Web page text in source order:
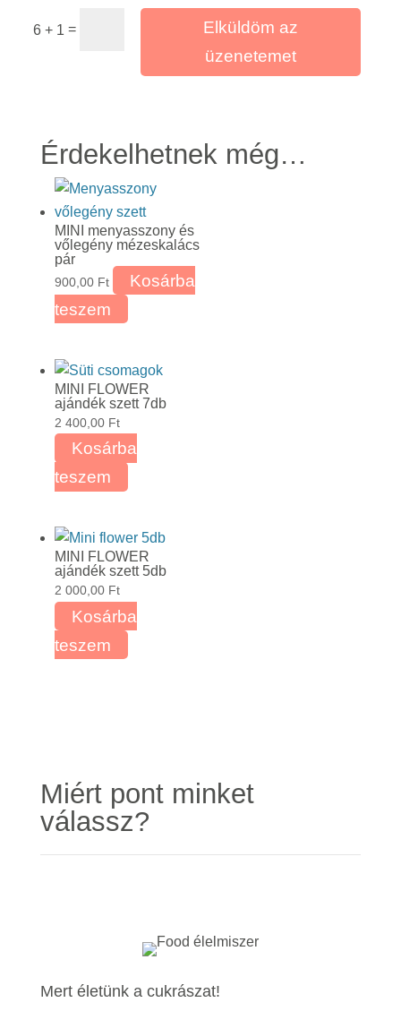
6 + 1 =
Elküldöm az
üzenetemet
Érdekelhetnek még…
MINI menyasszony és
vőlegény mézeskalács
pár
900,00 Ft
Kosárba
teszem
MINI FLOWER
ajándék szett 7db
2 400,00 Ft
Kosárba
teszem
MINI FLOWER
ajándék szett 5db
2 000,00 Ft
Kosárba
teszem
Miért pont minket
válassz?
Mert életünk a cukrászat!